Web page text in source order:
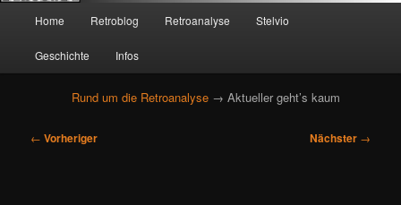
Zum
primären
Inhalt
springen
Zum
sekundären
Inhalt
springen
Home Retroblog Retroanalyse Stelvio
Geschichte Infos
Rund um die Retroanalyse → Aktueller geht’s kaum
B← Vorheriger Nächster →